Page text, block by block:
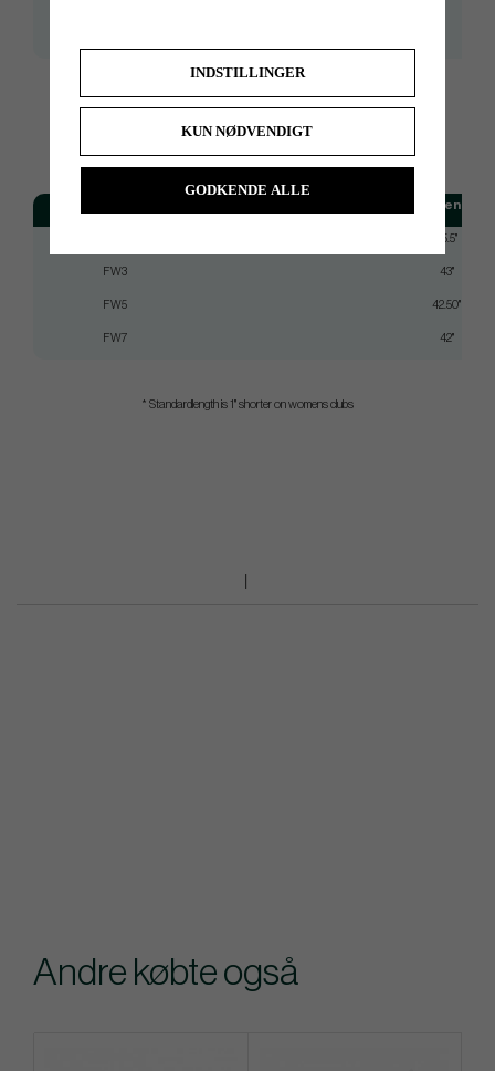
STANDARDLENGTH
Standardlength
45.5"
FW3 43"
FW5 42.50"
FW7 42"
* Standardlength is 1" shorter on womens clubs
Andre købte også
INDSTILLINGER
KUN NØDVENDIGT
GODKENDE ALLE